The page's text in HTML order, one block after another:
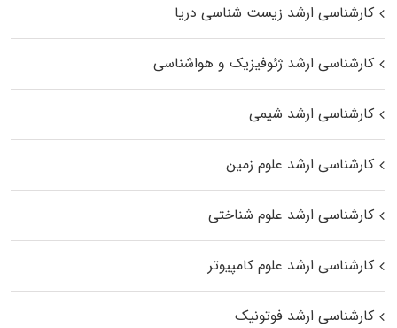
کارشناسی ارشد زیست‌ شناسی دریا
کارشناسی ارشد ژئوفیزیک و هواشناسی
کارشناسی ارشد شیمی
کارشناسی ارشد علوم زمین
کارشناسی ارشد علوم شناختی
کارشناسی ارشد علوم کامپیوتر
کارشناسی ارشد فوتونیک